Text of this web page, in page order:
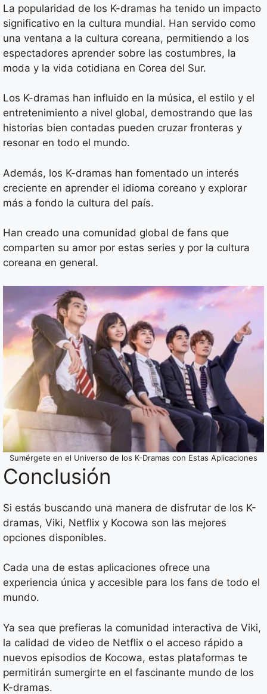
La popularidad de los K-dramas ha tenido un impacto
significativo en la cultura mundial. Han servido como
una ventana a la cultura coreana, permitiendo a los
espectadores aprender sobre las costumbres, la
moda y la vida cotidiana en Corea del Sur.
Los K-dramas han influido en la música, el estilo y el
entretenimiento a nivel global, demostrando que las
historias bien contadas pueden cruzar fronteras y
resonar en todo el mundo.
Además, los K-dramas han fomentado un interés
creciente en aprender el idioma coreano y explorar
más a fondo la cultura del país.
Han creado una comunidad global de fans que
comparten su amor por estas series y por la cultura
coreana en general.
Sumérgete en el Universo de los K-Dramas con Estas Aplicaciones
Conclusión
Si estás buscando una manera de disfrutar de los K-
dramas, Viki, Netflix y Kocowa son las mejores
opciones disponibles.
Cada una de estas aplicaciones ofrece una
experiencia única y accesible para los fans de todo el
mundo.
Ya sea que prefieras la comunidad interactiva de Viki,
la calidad de video de Netflix o el acceso rápido a
nuevos episodios de Kocowa, estas plataformas te
permitirán sumergirte en el fascinante mundo de los
K-dramas.